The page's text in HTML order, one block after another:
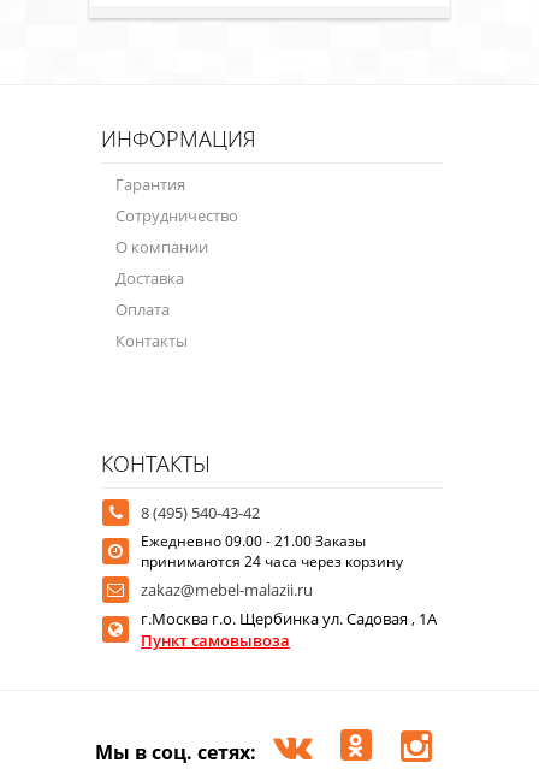
ИНФОРМАЦИЯ
Гарантия
Сотрудничество
О компании
Доставка
Оплата
Контакты
КОНТАКТЫ
8 (495) 540-43-42
Ежедневно 09.00 - 21.00 Заказы
принимаются 24 часа через корзину
zakaz@mebel-malazii.ru
г.Москва г.о. Щербинка ул. Садовая , 1А
Пункт самовывоза
Мы в соц. сетях: